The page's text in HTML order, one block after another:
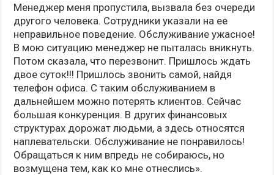
Менеджер меня пропустила, вызвала без очереди
другого человека. Сотрудники указали на ее
неправильное поведение. Обслуживание ужасное!
В мою ситуацию менеджер не пыталась вникнуть.
Потом сказала, что перезвонит. Пришлось ждать
двое суток!!! Пришлось звонить самой, найдя
телефон офиса. С таким обслуживанием в
дальнейшем можно потерять клиентов. Сейчас
большая конкуренция. В других финансовых
структурах дорожат людьми, а здесь относятся
наплевательски. Обслуживание не понравилось!
Обращаться к ним впредь не собираюсь, но
возмущена тем, как ко мне отнеслись».